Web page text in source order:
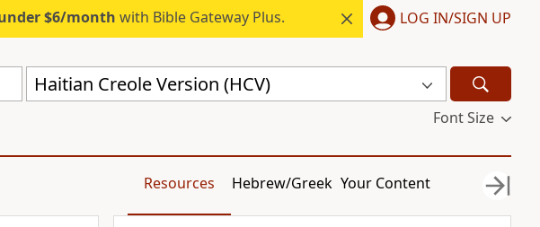
$6/month with Bible Gateway Plus. LOG IN/SIGN UP
Haitian Creole Version (HCV)
Font Size
Resources Hebrew/Greek Your Content